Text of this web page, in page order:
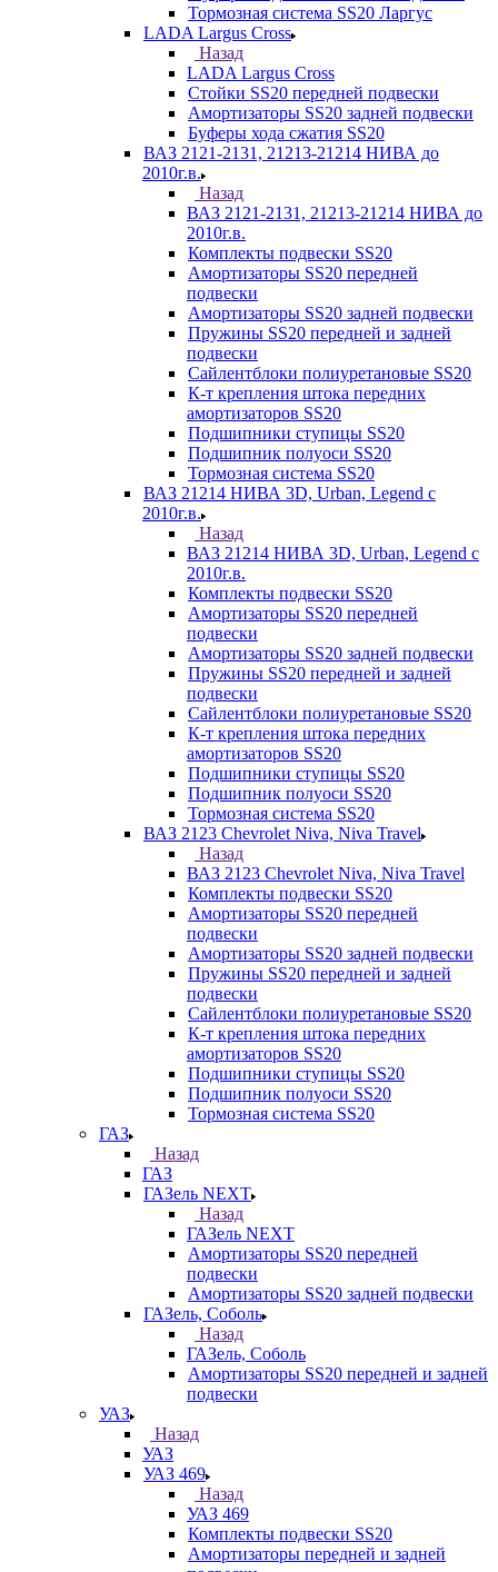
Тормозная система SS20 Ларгус
LADA Largus Cross
Назад
LADA Largus Cross
Стойки SS20 передней подвески
Амортизаторы SS20 задней подвески
Буферы хода сжатия SS20
ВАЗ 2121-2131, 21213-21214 НИВА до
2010г.в.
Назад
ВАЗ 2121-2131, 21213-21214 НИВА до
2010г.в.
Комплекты подвески SS20
Амортизаторы SS20 передней
подвески
Амортизаторы SS20 задней подвески
Пружины SS20 передней и задней
подвески
Сайлентблоки полиуретановые SS20
К-т крепления штока передних
амортизаторов SS20
Подшипники ступицы SS20
Подшипник полуоси SS20
Тормозная система SS20
ВАЗ 21214 НИВА 3D, Urban, Legend c
2010г.в.
Назад
ВАЗ 21214 НИВА 3D, Urban, Legend c
2010г.в.
Комплекты подвески SS20
Амортизаторы SS20 передней
подвески
Амортизаторы SS20 задней подвески
Пружины SS20 передней и задней
подвески
Сайлентблоки полиуретановые SS20
К-т крепления штока передних
амортизаторов SS20
Подшипники ступицы SS20
Подшипник полуоси SS20
Тормозная система SS20
ВАЗ 2123 Chevrolet Niva, Niva Travel
Назад
ВАЗ 2123 Chevrolet Niva, Niva Travel
Комплекты подвески SS20
Амортизаторы SS20 передней
подвески
Амортизаторы SS20 задней подвески
Пружины SS20 передней и задней
подвески
Сайлентблоки полиуретановые SS20
К-т крепления штока передних
амортизаторов SS20
Подшипники ступицы SS20
Подшипник полуоси SS20
Тормозная система SS20
ГАЗ
Назад
ГАЗ
ГАЗель NEXT
Назад
ГАЗель NEXT
Амортизаторы SS20 передней
подвески
Амортизаторы SS20 задней подвески
ГАЗель, Соболь
Назад
ГАЗель, Соболь
Амортизаторы SS20 передней и задней
подвески
УАЗ
Назад
УАЗ
УАЗ 469
Назад
УАЗ 469
Комплекты подвески SS20
Амортизаторы передней и задней